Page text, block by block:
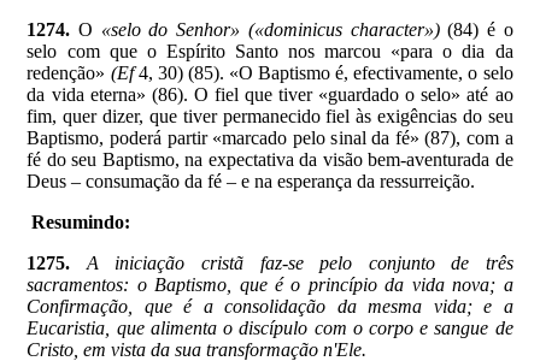
1274. O «selo do Senhor» («dominicus character») (84) é o
selo com que o Espírito Santo nos marcou «para o dia da
redenção» (Ef 4, 30) (85). «O Baptismo é, efectivamente, o selo
da vida eterna» (86). O fiel que tiver «guardado o selo» até ao
fim, quer dizer, que tiver permanecido fiel às exigências do seu
Baptismo, poderá partir «marcado pelo sinal da fé» (87), com a
fé do seu Baptismo, na expectativa da visão bem-aventurada de
Deus – consumação da fé – e na esperança da ressurreição.
Resumindo:
1275.
A iniciação cristã faz-se pelo conjunto de três
sacramentos: o Baptismo, que é o princípio da vida nova; a
Confirmação, que é a consolidação da mesma vida; e a
Eucaristia, que alimenta o discípulo com o corpo e sangue de
Cristo, em vista da sua transformação n'Ele.